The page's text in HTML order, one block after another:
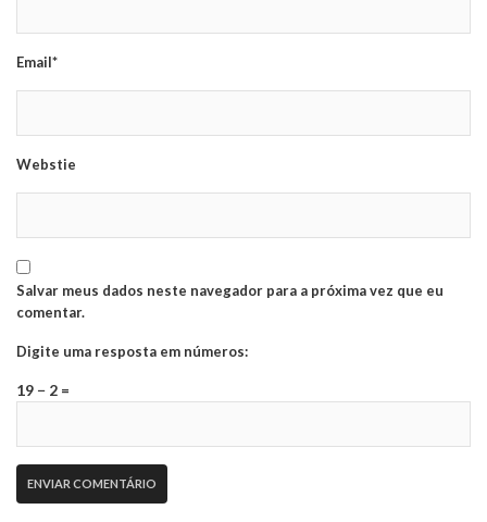
Email*
Webstie
Salvar meus dados neste navegador para a próxima vez que eu
comentar.
Digite uma resposta em números:
19 − 2 =